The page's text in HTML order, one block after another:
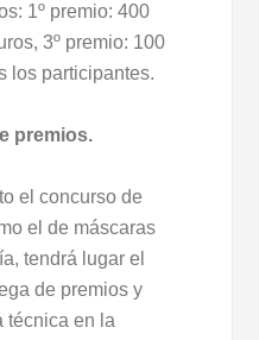
1º premio: 400
3º premio: 100
los participantes.
premios.
el concurso de
el de máscaras
tendrá lugar el
de premios y
técnica en la